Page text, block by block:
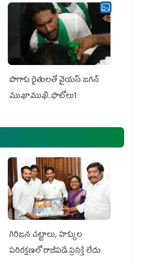
పొగాకు రైతుల‌తో వైయ‌స్ జ‌గ‌న్
ముఖాముఖి..ఫొటోలు1
గిరిజన చట్టాలు, హక్కుల
పరిరక్షణలో రాజీపడే ప్రసక్తే లేదు